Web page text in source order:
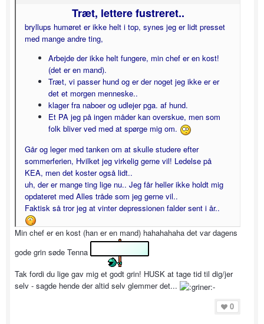
Træt, lettere fustreret..
bryllups humøret er ikke helt i top, synes jeg er lidt presset
med mange andre ting,
Arbejde der ikke helt fungere, min chef er en kost!
(det er en mand).
Træt, vi passer hund og er der noget jeg ikke er er
det et morgen menneske..
klager fra naboer og udlejer pga. af hund.
Et PA jeg på ingen måder kan overskue, men som
folk bliver ved med at spørge mig om.
Går og leger med tanken om at skulle studere efter
sommerferien, Hvilket jeg virkelig gerne vil! Ledelse på
KEA, men det koster også lidt..
uh, der er mange ting lige nu.. Jeg får heller ikke holdt mig
opdateret med Alles tråde som jeg gerne vil..
Faktisk så tror jeg at vinter depressionen falder sent i år..
Min chef er en kost (han er en mand) hahahahaha det var dagens
gode grin søde Tenna
Tak fordi du lige gav mig et godt grin! HUSK at tage tid til dig/jer
selv - sagde hende der altid selv glemmer det...
0